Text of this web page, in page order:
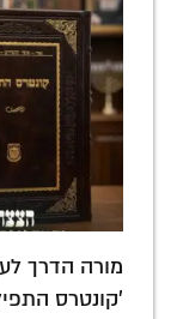
מורה הדרך
'קונטרס